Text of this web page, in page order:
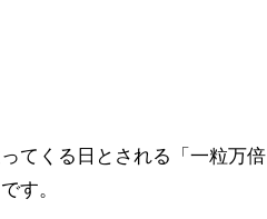
てくる日とされる「一粒万倍
す。